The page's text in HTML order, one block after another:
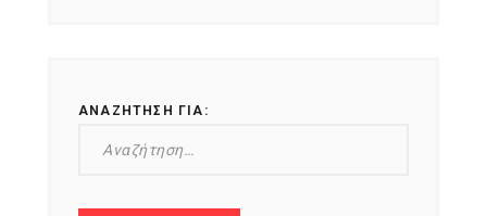
ΑΝΑΖΉΤΗΣΗ ΓΙΑ: